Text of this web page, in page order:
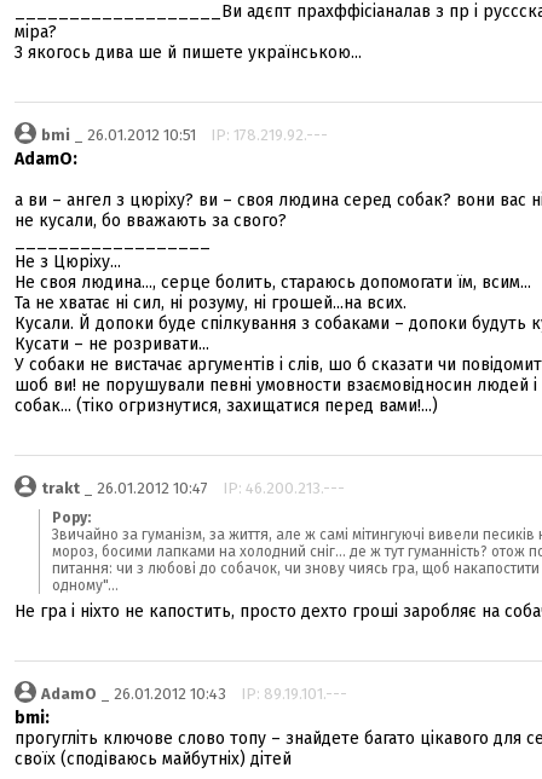
___________________Ви адєпт прахффісіаналав з пр і
міра?
З якогось дива ше й пишете українською...
bmi _ 26.01.2012 10:51 IP: 178.219.92.---
AdamO:
а ви – ангел з цюріху? ви – своя людина серед собак? вони вас
не кусали, бо вважають за свого?
Не з Цюріху...
Не своя людина..., серце болить, стараюсь допомогати їм, всим...
Та не хватає ні сил, ні розуму, ні грошей...на всих.
Кусали. Й допоки буде спілкування з собаками – допоки будуть
Кусати – не розривати...
У собаки не вистачає аргументів і слів, шо б сказати чи
шоб ви! не порушували певні умовности взаємовідносин людей і
собак... (тіко огризнутися, захищатися перед вами!...)
trakt _ 26.01.2012 10:47 IP: 46.200.213.---
Popy:
Звичайно за гуманізм, за життя, але ж самі мітингуючі вивели песиків
мороз, босими лапками на холодний сніг... де ж тут гуманність? отож
питання: чи з любові до собачок, чи знову чиясь гра, щоб
одному"...
Не гра і ніхто не капостить, просто дехто гроші заробляє на
AdamO _ 26.01.2012 10:43 IP: 89.19.101.---
bmi:
прогугліть ключове слово топу – знайдете багато цікавого для
своїх (сподіваюсь майбутніх) дітей